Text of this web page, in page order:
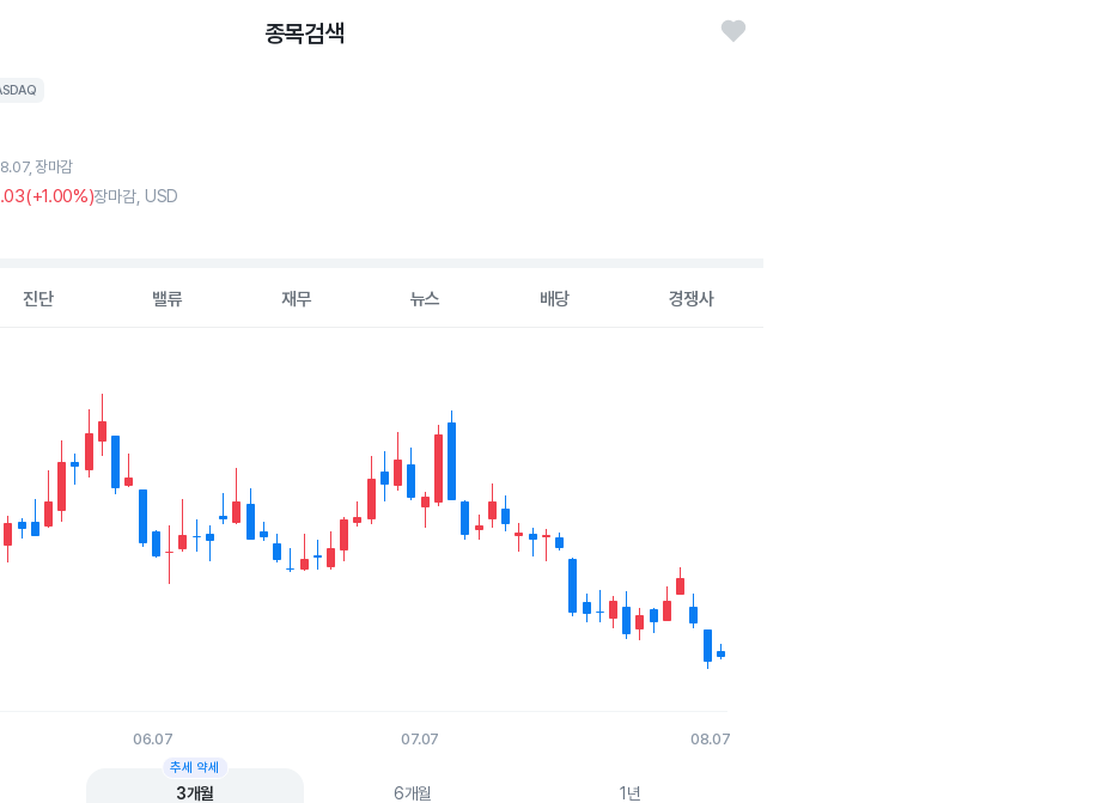
종목검색
장마감
.03(+1.00%)장마감, USD
진단 밸류 재무 뉴스 배당 경쟁사
axis displaying Time. Data ranges from 2026-05-08 00:00:00 to 2026-08-07 00:00:00.
displaying values. Data ranges from 3.38 to 5.64.
06.07 07.07 08.07
3개월
추세 약세
6개월 1년